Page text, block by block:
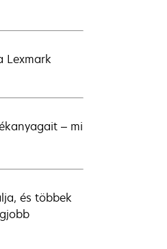
Lexmark
– mi
és többek